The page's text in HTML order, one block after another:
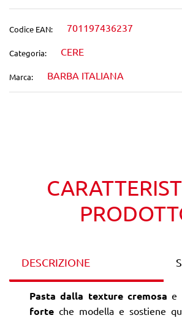
Codice EAN: 701197436237
Categoria: CERE
Marca: BARBA ITALIANA
DESCRIZIONE
Pasta dalla texture cremosae
forte che modella e sostiene